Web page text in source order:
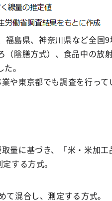
島県、神奈川県など全国
陰膳方式）、食品中の放
。
や東京都でも調査を行って
量に基づき、「米・米加
する方式。
混合し、測定する方式。